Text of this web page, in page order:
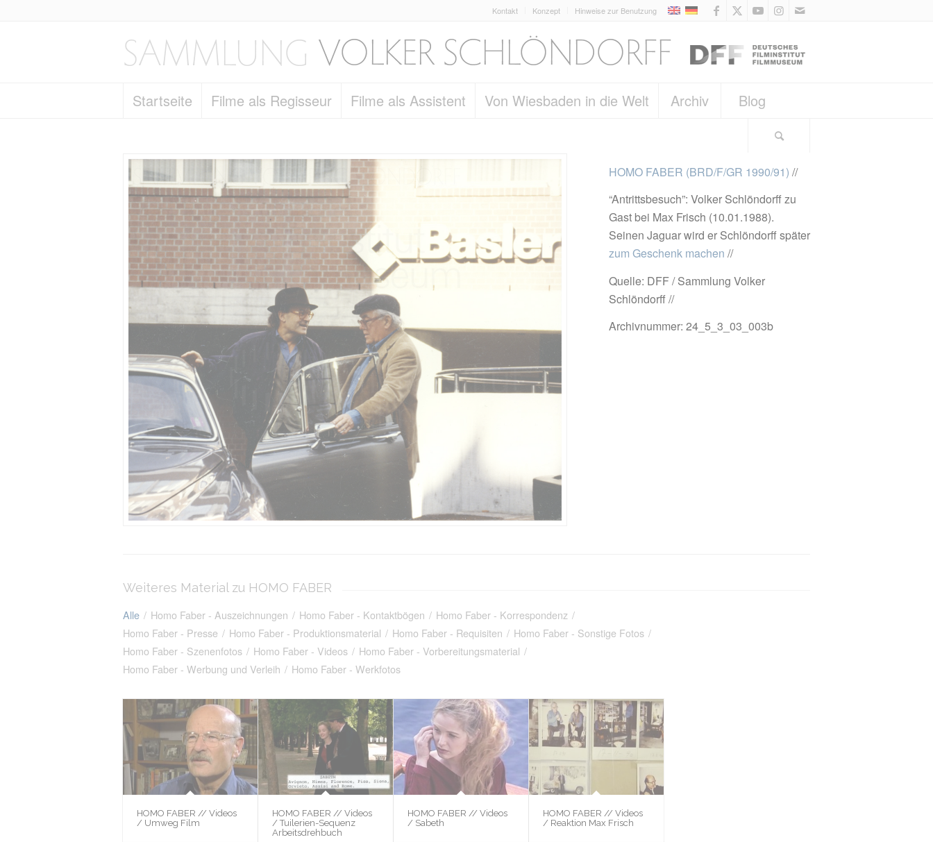
Kontakt Konzept Hinweise zur Benutzung
Startseite Filme als Regisseur Filme als Assistent Von Wiesbaden in die Welt Archiv Blog
HOMO FABER (BRD/F/GR 1990/91) //
“Antrittsbesuch”: Volker Schlöndorff zu
Gast bei Max Frisch (10.01.1988).
Seinen Jaguar wird er Schlöndorff später
zum Geschenk machen //
Quelle: DFF / Sammlung Volker
Schlöndorff //
Archivnummer: 24_5_3_03_003b
Weiteres Material zu HOMO FABER
Alle / Homo Faber - Auszeichnungen / Homo Faber - Kontaktbögen / Homo Faber - Korrespondenz /
Homo Faber - Presse / Homo Faber - Produktionsmaterial / Homo Faber - Requisiten / Homo Faber - Sonstige Fotos /
Homo Faber - Szenenfotos / Homo Faber - Videos / Homo Faber - Vorbereitungsmaterial /
Homo Faber - Werbung und Verleih / Homo Faber - Werkfotos
HOMO FABER // Videos
/ Umweg Film
HOMO FABER // Videos
/ Tuilerien-Sequenz
Arbeitsdrehbuch
HOMO FABER // Videos
/ Sabeth
HOMO FABER // Videos
/ Reaktion Max Frisch